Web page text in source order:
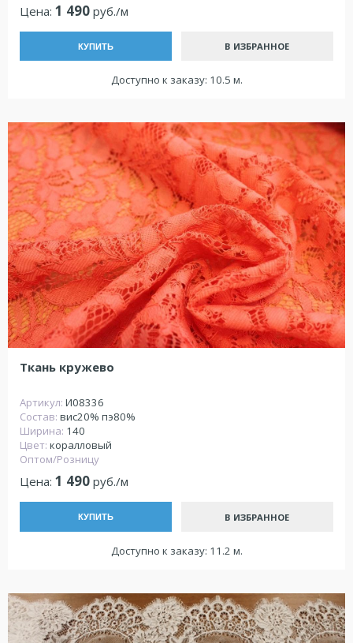
Цена: 1 490 руб./м
КУПИТЬ В ИЗБРАННОЕ
Доступно к заказу: 10.5 м.
Ткань кружево
Артикул: И08336
Состав: вис20% пэ80%
Ширина: 140
Цвет: коралловый
Оптом/Розницу
Цена: 1 490 руб./м
КУПИТЬ В ИЗБРАННОЕ
Доступно к заказу: 11.2 м.